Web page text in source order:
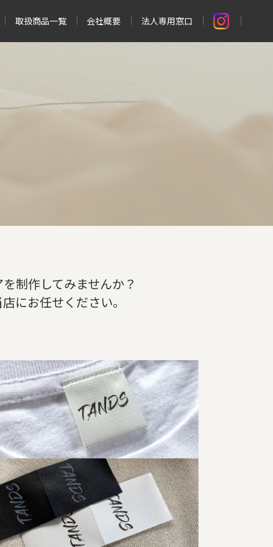
取扱商品一覧 会社概要 法人専用窓口
制作してみませんか？
にお任せください。